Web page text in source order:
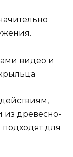
из древесно-
для